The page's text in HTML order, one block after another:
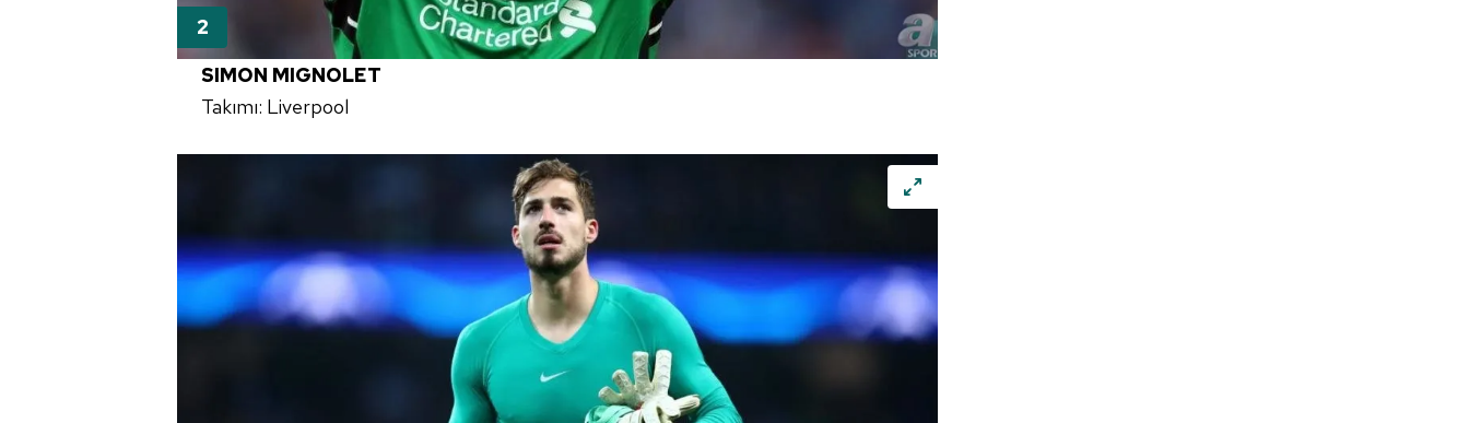
SIMON MIGNOLET
Takımı: Liverpool